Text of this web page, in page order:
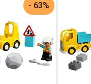
התחבר לצפייה בגרף
63% -